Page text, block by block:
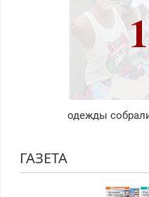
одежды
ГАЗЕТА